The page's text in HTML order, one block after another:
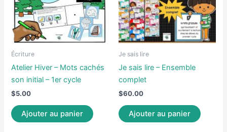
Écriture
Atelier Hiver – Mots cachés
son initial – 1er cycle
$5.00
Ajouter au panier
Je sais lire
Je sais lire – Ensemble
complet
$60.00
Ajouter au panier